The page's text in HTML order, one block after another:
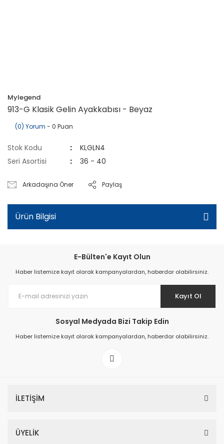
Mylegend
913-G Klasik Gelin Ayakkabısı - Beyaz
(0) Yorum - 0 Puan
Stok Kodu
KLGLN4
Seri Asortisi
36 - 40
Arkadaşına Öner Paylaş
Ürün Bilgisi
E-Bülten'e Kayıt Olun
Haber listemize kayıt olarak kampanyalardan, haberdar olabilirsiniz.
Kayıt Ol
Sosyal Medyada Bizi Takip Edin
Haber listemize kayıt olarak kampanyalardan, haberdar olabilirsiniz.
İLETİŞİM
ÜYELİK